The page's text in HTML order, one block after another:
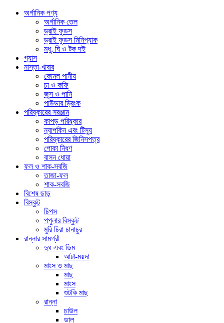
অর্গানিক পণ্য
অর্গানিক তেল
ড্রাই ফুডস
ড্রাই ফুডস মিনিপ্যাক
মধু, ঘি ও টক দই
গ্যাস
নাস্তা-খাবার
কোমল পানীয়
চা ও কফি
জুস ও পানি
পাউডার ড্রিংক
পরিষ্কারের সরঞ্জাম
কাপড় পরিষ্কার
ন্যাপকিন এবং টিস্যু
পরিষ্কারের জিনিসপত্র
পোকা নিধণ
বাসন ধোয়া
ফল ও শাক-সবজি
তাজা-ফল
শাক-সবজি
বিশেষ ছাড়
বিস্কুট
চিপস
পপুলার বিস্কুট
মুরি চিরা চানাচুর
রান্নার সামগ্রী
দুধ এবং ডিম
আটা-ময়দা
মাংস ও মাছ
মাছ
মাংস
শুটকি মাছ
রান্না
চাউল
ডাল